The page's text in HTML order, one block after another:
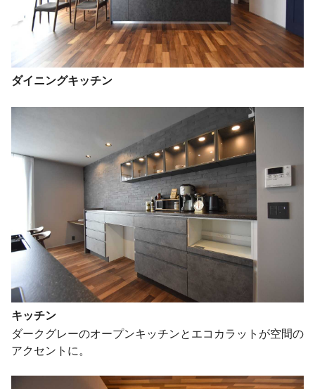
ダイニングキッチン
キッチン
ダークグレーのオープンキッチンとエコカラットが空間の
アクセントに。